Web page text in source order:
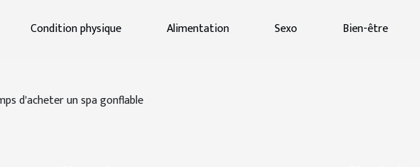
Condition physique Alimentation Sexo Bien-être
d'acheter un spa gonflable